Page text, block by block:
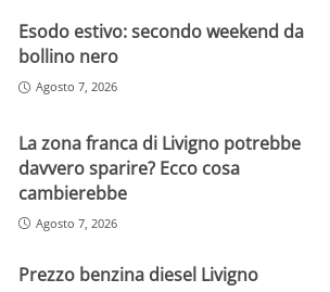
Esodo estivo: secondo weekend da
bollino nero
Agosto 7, 2026
La zona franca di Livigno potrebbe
davvero sparire? Ecco cosa
cambierebbe
Agosto 7, 2026
Prezzo benzina diesel Livigno